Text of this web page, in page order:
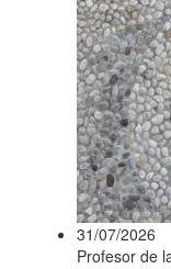
31/07/2026
Profesor de